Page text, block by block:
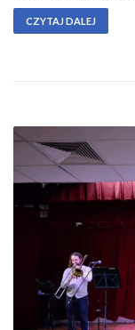
CZYTAJ DALEJ